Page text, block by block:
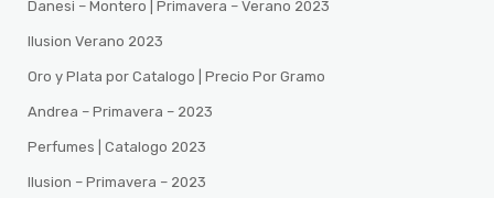
Danesi – Montero | Primavera – Verano 2023
Ilusion Verano 2023
Oro y Plata por Catalogo | Precio Por Gramo
Andrea – Primavera – 2023
Perfumes | Catalogo 2023
Ilusion – Primavera – 2023